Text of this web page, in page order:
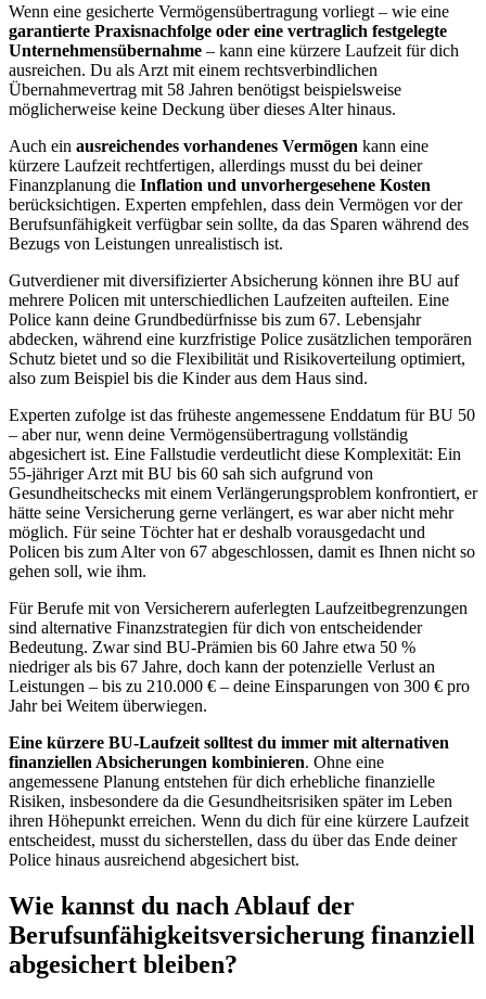
Wenn eine gesicherte Vermögensübertragung vorliegt – wie eine
garantierte Praxisnachfolge oder eine vertraglich festgelegte
Unternehmensübernahme – kann eine kürzere Laufzeit für dich
ausreichen. Du als Arzt mit einem rechtsverbindlichen
Übernahmevertrag mit 58 Jahren benötigst beispielsweise
möglicherweise keine Deckung über dieses Alter hinaus.
Auch ein ausreichendes vorhandenes Vermögen kann eine
kürzere Laufzeit rechtfertigen, allerdings musst du bei deiner
Finanzplanung die Inflation und unvorhergesehene Kosten
berücksichtigen. Experten empfehlen, dass dein Vermögen vor der
Berufsunfähigkeit verfügbar sein sollte, da das Sparen während des
Bezugs von Leistungen unrealistisch ist.
Gutverdiener mit diversifizierter Absicherung können ihre BU auf
mehrere Policen mit unterschiedlichen Laufzeiten aufteilen. Eine
Police kann deine Grundbedürfnisse bis zum 67. Lebensjahr
abdecken, während eine kurzfristige Police zusätzlichen temporären
Schutz bietet und so die Flexibilität und Risikoverteilung optimiert,
also zum Beispiel bis die Kinder aus dem Haus sind.
Experten zufolge ist das früheste angemessene Enddatum für BU 50
– aber nur, wenn deine Vermögensübertragung vollständig
abgesichert ist. Eine Fallstudie verdeutlicht diese Komplexität: Ein
55-jähriger Arzt mit BU bis 60 sah sich aufgrund von
Gesundheitschecks mit einem Verlängerungsproblem konfrontiert, er
hätte seine Versicherung gerne verlängert, es war aber nicht mehr
möglich. Für seine Töchter hat er deshalb vorausgedacht und
Policen bis zum Alter von 67 abgeschlossen, damit es Ihnen nicht so
gehen soll, wie ihm.
Für Berufe mit von Versicherern auferlegten Laufzeitbegrenzungen
sind alternative Finanzstrategien für dich von entscheidender
Bedeutung. Zwar sind BU-Prämien bis 60 Jahre etwa 50 %
niedriger als bis 67 Jahre, doch kann der potenzielle Verlust an
Leistungen – bis zu 210.000 € – deine Einsparungen von 300 € pro
Jahr bei Weitem überwiegen.
Eine kürzere BU-Laufzeit solltest du immer mit alternativen
finanziellen Absicherungen kombinieren. Ohne eine
angemessene Planung entstehen für dich erhebliche finanzielle
Risiken, insbesondere da die Gesundheitsrisiken später im Leben
ihren Höhepunkt erreichen. Wenn du dich für eine kürzere Laufzeit
entscheidest, musst du sicherstellen, dass du über das Ende deiner
Police hinaus ausreichend abgesichert bist.
Wie kannst du nach Ablauf der
Berufsunfähigkeitsversicherung finanziell
abgesichert bleiben?